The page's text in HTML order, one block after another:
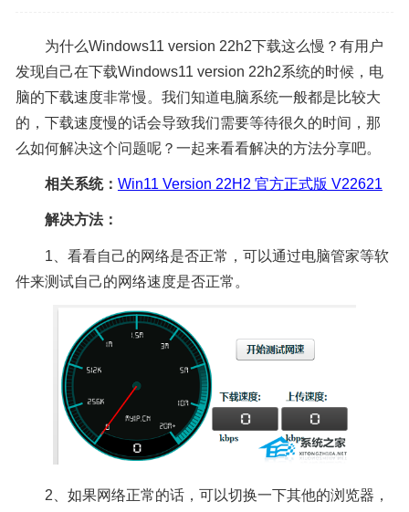
为什么Windows11 version 22h2下载这么慢？有用户
发现自己在下载Windows11 version 22h2系统的时候，电
脑的下载速度非常慢。我们知道电脑系统一般都是比较大
的，下载速度慢的话会导致我们需要等待很久的时间，那
么如何解决这个问题呢？一起来看看解决的方法分享吧。
相关系统： Win11 Version 22H2 官方正式版 V22621
解决方法：
1、看看自己的网络是否正常，可以通过电脑管家等软
件来测试自己的网络速度是否正常。
2、如果网络正常的话，可以切换一下其他的浏览器，